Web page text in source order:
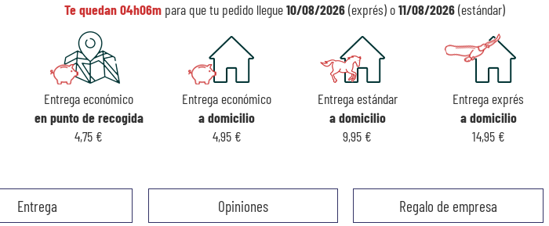
Te quedan04h06m para que tu pedido llegue10/08/2026(exprés) o11/08/2026(estándar)
Entrega económico
en punto de recogida
4,75 €
Entrega económico
a domicilio
4,95 €
Entrega estándar
a domicilio
9,95 €
Entrega exprés
a domicilio
14,95 €
Entrega Opiniones Regalo de empresa